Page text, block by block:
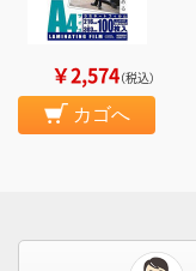
￥2,574（税込）
カゴへ